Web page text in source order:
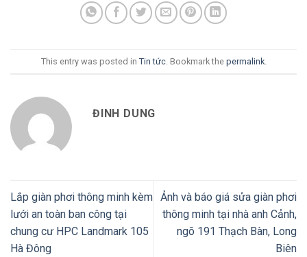
This entry was posted in Tin tức. Bookmark the permalink.
ĐINH DUNG
Lắp giàn phơi thông minh kèm
lưới an toàn ban công tại
chung cư HPC Landmark 105
Hà Đông
Ảnh và báo giá sửa giàn phơi
thông minh tại nhà anh Cảnh,
ngõ 191 Thạch Bàn, Long
Biên